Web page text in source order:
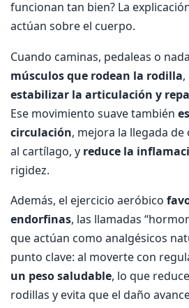
funcionan tan bien? La
actúan sobre el cuerpo.
Cuando caminas, pedaleas o
músculos que rodean la rodilla
estabilizar la articulación y
Ese movimiento suave también
circulación, mejora la llegada
al cartílago, y reduce la
rigidez.
Además, el ejercicio aeróbico
endorfinas, las llamadas
que actúan como analgésicos
punto clave: al moverte con
un peso saludable, lo que
rodillas y evita que el daño